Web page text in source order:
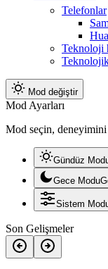
Telefonlar
Teknoloji
Mod değiştir
Mod Ayarları
Mod seçin,
Gündüz
Gece Modu
Sistem
Son Gelişmeler